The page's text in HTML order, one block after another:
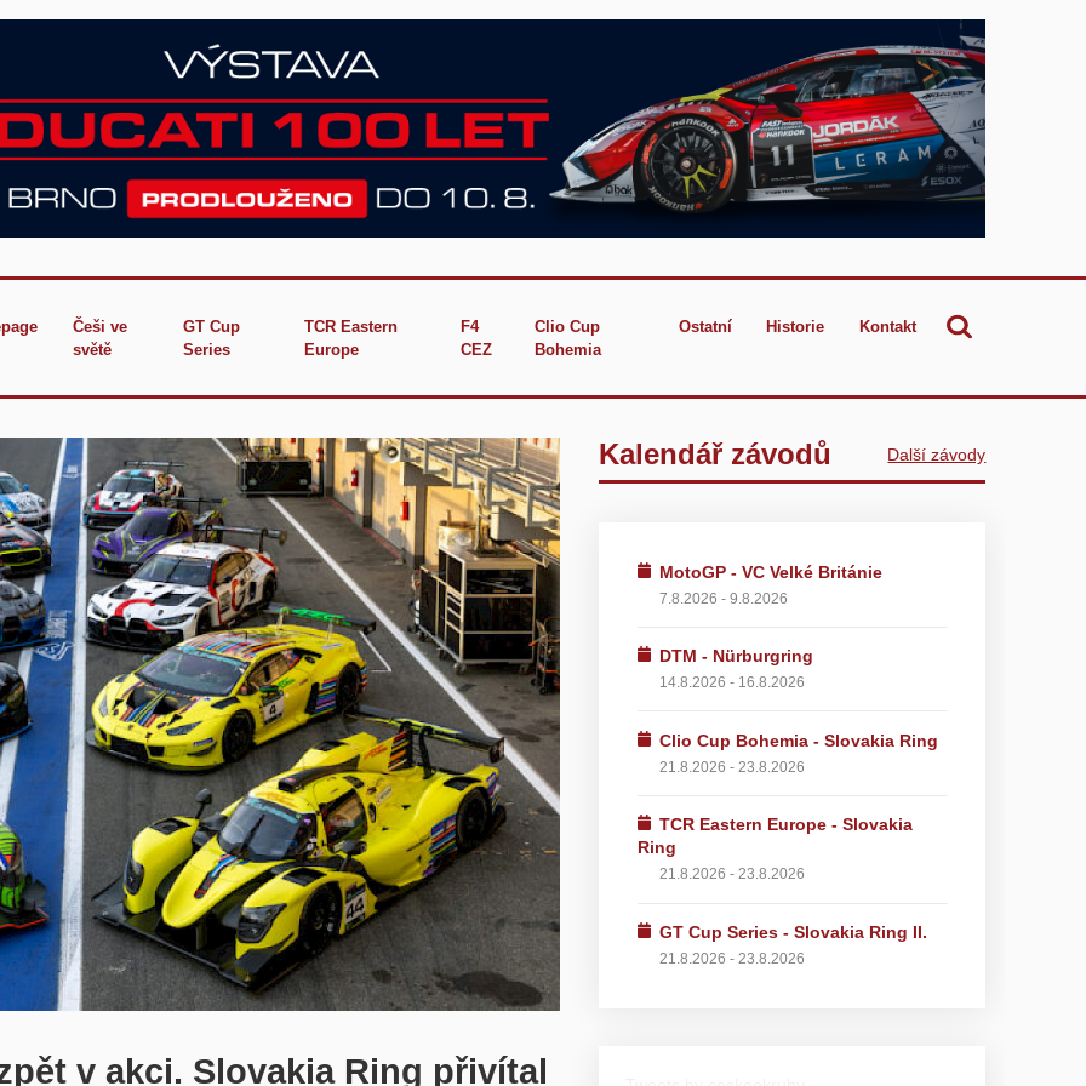
Češi ve
světě
GT Cup
Series
TCR Eastern
Europe
F4
CEZ
Clio Cup
Bohemia
Ostatní Historie Kontakt
v akci. Slovakia Ring přivítal
Kalendář závodů Další závody
MotoGP - VC Velké Británie
7.8.2026 - 9.8.2026
DTM - Nürburgring
14.8.2026 - 16.8.2026
Clio Cup Bohemia - Slovakia Ring
21.8.2026 - 23.8.2026
TCR Eastern Europe - Slovakia
Ring
21.8.2026 - 23.8.2026
GT Cup Series - Slovakia Ring II.
21.8.2026 - 23.8.2026